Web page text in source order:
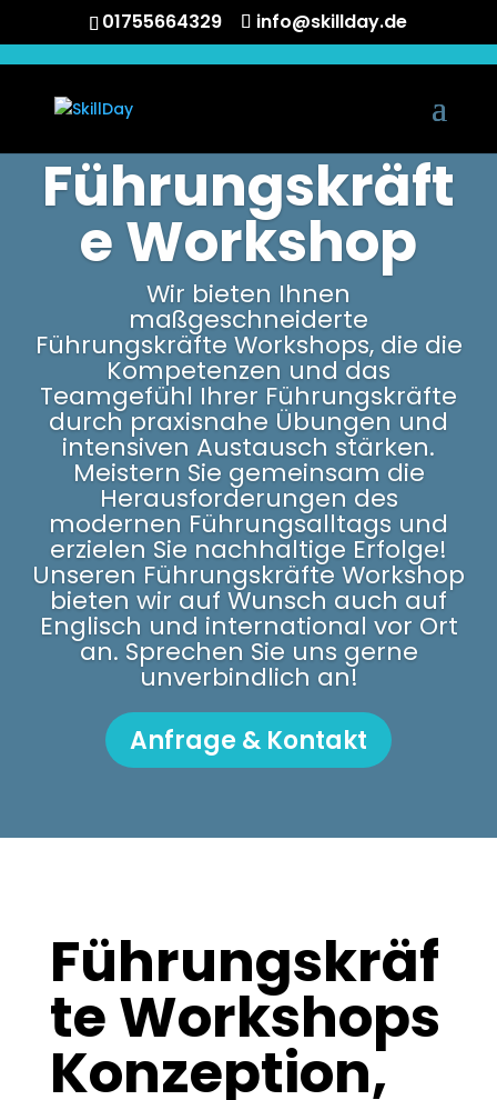
01755664329 info@skillday.de
Führungskräft
e Workshop
Wir bieten Ihnen
maßgeschneiderte
Führungskräfte Workshops, die die
Kompetenzen und das
Teamgefühl Ihrer Führungskräfte
durch praxisnahe Übungen und
intensiven Austausch stärken.
Meistern Sie gemeinsam die
Herausforderungen des
modernen Führungsalltags und
erzielen Sie nachhaltige Erfolge!
Unseren Führungskräfte Workshop
bieten wir auf Wunsch auch auf
Englisch und international vor Ort
an. Sprechen Sie uns gerne
unverbindlich an!
Anfrage & Kontakt
Führungskräf
te Workshops
Konzeption,